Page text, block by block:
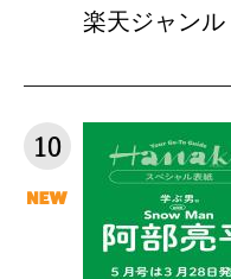
楽天ジャン
10